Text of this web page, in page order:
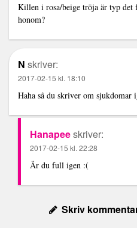
Killen i rosa/beige tröja är typ det
honom?
N skriver:
2017-02-15 kl. 18:10
Haha så du skriver om sjukdomar
Hanapeeskriver:
2017-02-15 kl. 22:28
Är du full igen :(
Skriv